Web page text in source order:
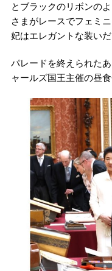
とブラックのリボンの
さまがレースでフェミ
妃はエレガントな装いだ
パレードを終えられた
ャールズ国王主催の昼